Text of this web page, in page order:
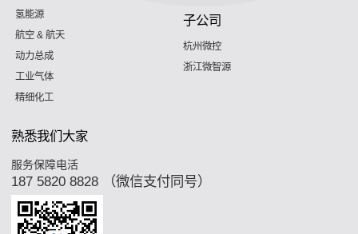
氢能源
航空 & 航天
动力总成
工业气体
精细化工
子公司
杭州微控
浙江微智源
熟悉我们大家
服务保障电活
187 5820 8828 （微信支付同号）